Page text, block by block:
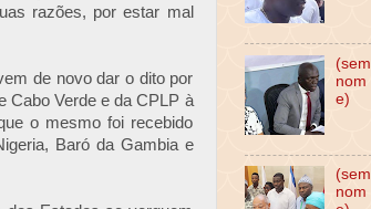
razões, por estar mal
de novo dar o dito por
Cabo Verde e da CPLP à
o mesmo foi recebido
Baró da Gambia e
(sem
nom
e)
(sem
nom